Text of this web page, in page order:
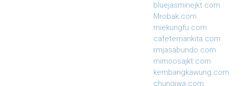
bluejasminejkt.com
Mrobak.com
miekungfu.com
cafetemankita.com
rmjasabundo.com
mimoosajkt.com
kembangkawung.com
chungiwa.com